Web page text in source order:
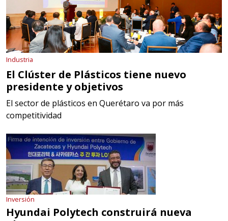
Industria
El Clúster de Plásticos tiene nuevo
presidente y objetivos
El sector de plásticos en Querétaro va por más
competitividad
Inversión
Hyundai Polytech construirá nueva